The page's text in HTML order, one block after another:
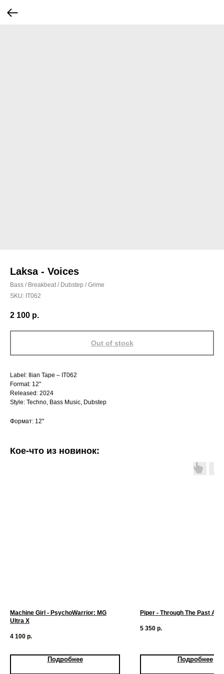
Laksa - Voices
Bass / Breakbeat / Dubstep / Grime
SKU: IT062
2 100 р.
Out of stock
Label: Ilian Tape – IT062
Format: 12"
Released: 2024
Style: Techno, Bass Music, Dubstep
Формат: 12''
Кое-что из новинок:
Machine Girl - PsychoWarrior: MG
Ultra X
4 100 р.
Подробнее
Piper - Through The Past
5 350 р.
Подробнее